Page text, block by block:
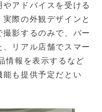
アドバイスを受ける
際の外観デザインと
影するのみで、バー
リアル店舗でスマー
情報を表示するなど
能も提供予定だとい